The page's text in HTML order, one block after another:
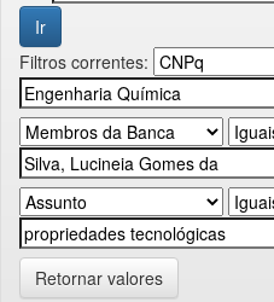
Filtros correntes:
Retornar valores